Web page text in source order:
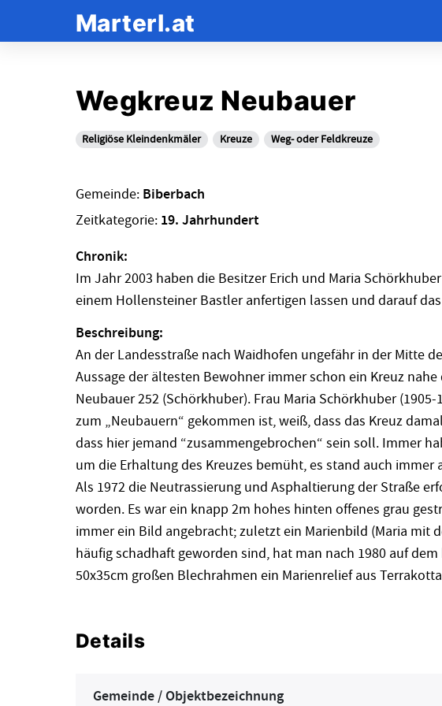
Marterl.at
Wegkreuz Neubauer
Religiöse Kleindenkmäler Kreuze Weg- oder Feldkreuze
Gemeinde: Biberbach
Zeitkategorie: 19. Jahrhundert
Chronik:
Im Jahr 2003 haben die Besitzer Erich und Maria
einem Hollensteiner Bastler anfertigen lassen und darauf
Beschreibung:
An der Landesstraße nach Waidhofen ungefähr in der Mitte
Aussage der ältesten Bewohner immer schon ein Kreuz
Neubauer 252 (Schörkhuber). Frau Maria Schörkhuber
zum „Neubauern“ gekommen ist, weiß, dass das Kreuz
dass hier jemand “zusammengebrochen“ sein soll. Immer
um die Erhaltung des Kreuzes bemüht, es stand auch immer
Als 1972 die Neutrassierung und Asphaltierung der Straße
worden. Es war ein knapp 2m hohes hinten offenes grau
immer ein Bild angebracht; zuletzt ein Marienbild (Maria mit
häufig schadhaft geworden sind, hat man nach 1980 auf
50x35cm großen Blechrahmen ein Marienrelief aus
Details
Gemeinde / Objektbezeichnung